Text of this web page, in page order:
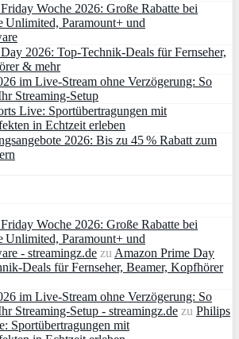
Woche 2026: Große Rabatte bei
Paramount+ und
2026: Top-Technik-Deals für Fernseher,
& mehr
im Live-Stream ohne Verzögerung: So
Streaming-Setup
Live: Sportübertragungen mit
in Echtzeit erleben
2026: Bis zu 45 % Rabatt zum
Woche 2026: Große Rabatte bei
Paramount+ und
- streamingz.de zu Amazon Prime Day
Deals für Fernseher, Beamer, Kopfhörer
im Live-Stream ohne Verzögerung: So
Streaming-Setup - streamingz.de zu Philips
Sportübertragungen mit